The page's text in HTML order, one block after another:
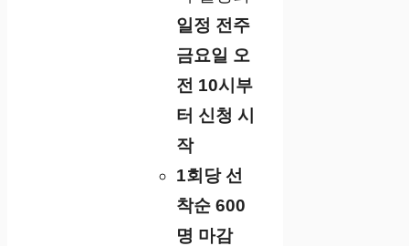
일정 전주
금요일 오
전 10시부
터 신청 시
작
1회당 선
착순 600
명 마감